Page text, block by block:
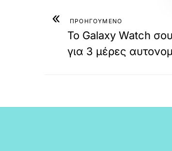
« ΠΡΟΗΓΟΥΜΕΝΟ
Το Galaxy Watch
για 3 μέρες